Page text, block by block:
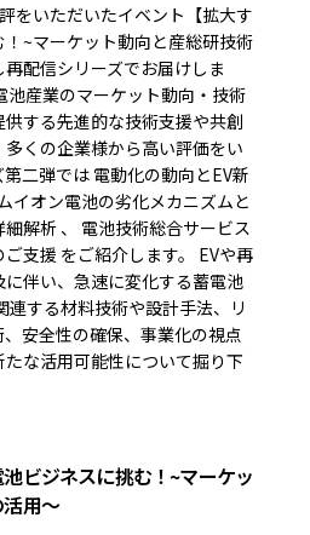
をいただいたイベント【拡大す
~マーケット動向と産総研技術
配信シリーズでお届けしま
池産業のマーケット動向・技術
する先進的な技術支援や共創
くの企業様から高い評価をい
二弾では 電動化の動向とEV新
イオン電池の劣化メカニズムと
解析 、 電池技術総合サービス
支援 をご紹介します。 EVや再
伴い、急速に変化する蓄電池
連する材料技術や設計手法、リ
安全性の確保、事業化の視点
な活用可能性について掘り下
池ビジネスに挑む！~マーケッ
用～